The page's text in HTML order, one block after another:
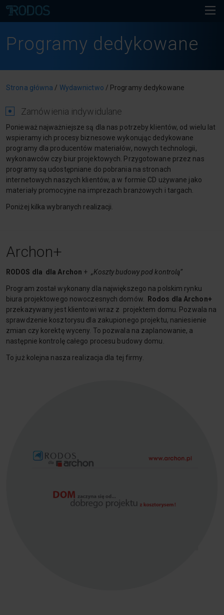
Programy dedykowane
Strona główna / Wydawnictwo / Programy dedykowane
Zamówienia indywidulane
Ponieważ najważniejsze są dla nas potrzeby klientów, od wielu lat
wspieramy ich procesy biznesowe wykonując dedykowane
programy dla producentów materiałów, nowych technologii,
wykonawców czy biur projektowych. Przygotowane przez nas
programy są udostępniane do pobrania na stronach
internetowych naszych klientów, a w formie CD używane jako
materiały promocyjne na imprezach branżowych i targach.
Poniżej kilka wybranych realizacji.
Archon+
RODOS dla dla Archon + „Koszty budowy pod kontrolą”
Program został wykonany dla największego na polskim rynku
biura projektowego nowoczesnych domów.
Rodos dla Archon+
przekazywany jest klientowi wraz z projektem domu. Pozwala na
sprawdzenie kosztorysu dla zakupionego projektu, naniesienie
zmian czy korektę wyceny. To pozwala na zaplanowanie, a
następnie kontrolę całego procesu budowy domu.
To już kolejna nasza realizacja dla tej firmy.